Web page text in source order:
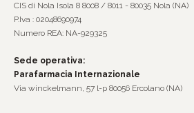
CIS di Nola Isola 8 8008 / 8011 - 80035 Nola (NA)
P.Iva : 02048690974
Numero REA: NA-929325
Sede operativa:
Parafarmacia Internazionale
Via winckelmann, 57 l-p 80056 Ercolano (NA)